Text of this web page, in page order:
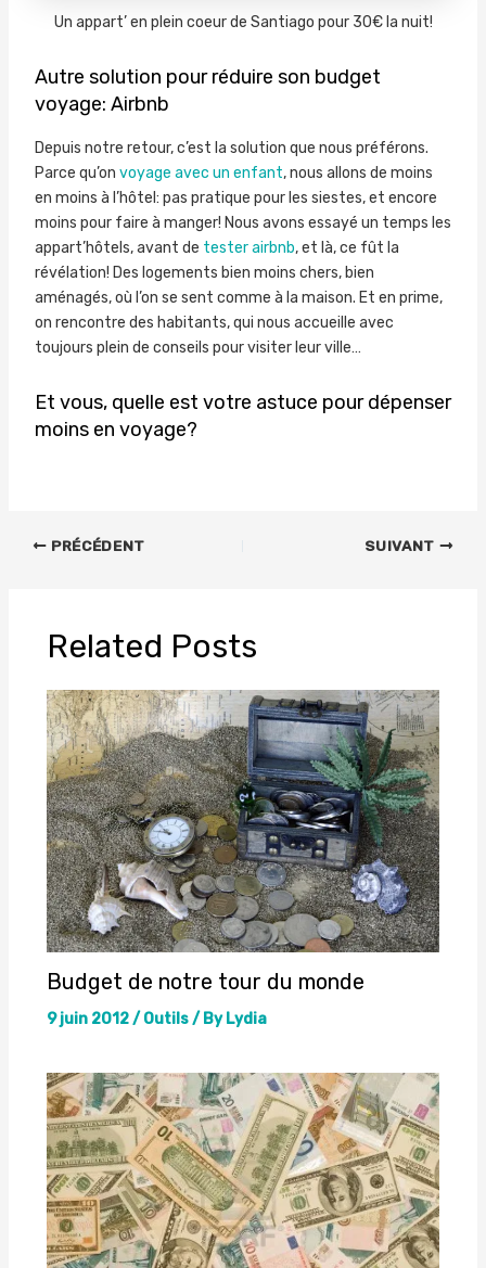
Un appart’ en plein coeur de Santiago pour 30€ la nuit!
Autre solution pour réduire son budget
voyage: Airbnb
Depuis notre retour, c’est la solution que nous préférons.
Parce qu’on voyage avec un enfant, nous allons de moins
en moins à l’hôtel: pas pratique pour les siestes, et encore
moins pour faire à manger! Nous avons essayé un temps les
appart’hôtels, avant de tester airbnb, et là, ce fût la
révélation! Des logements bien moins chers, bien
aménagés, où l’on se sent comme à la maison. Et en prime,
on rencontre des habitants, qui nous accueille avec
toujours plein de conseils pour visiter leur ville…
Et vous, quelle est votre astuce pour dépenser
moins en voyage?
PRÉCÉDENT SUIVANT
Related Posts
Budget de notre tour du monde
9 juin 2012/ Outils/ ByLydia